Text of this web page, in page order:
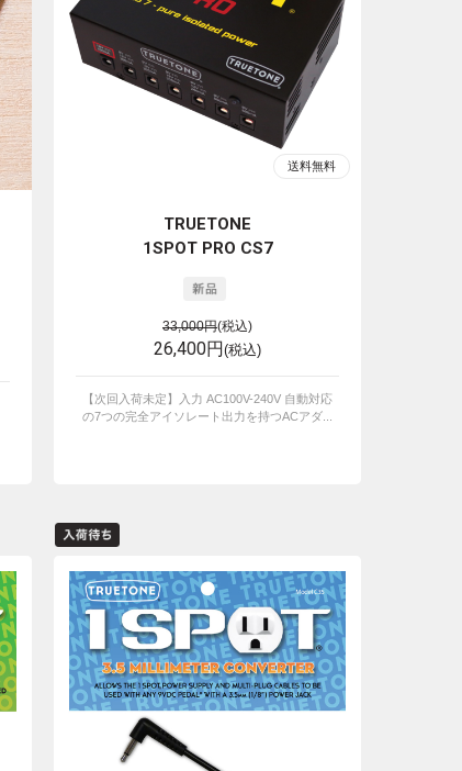
TRUETONE
1SPOT PRO CS7
33,000円(税込)
26,400円(税込)
【次回入荷未定】入力 AC100V-240V 自動対応
の7つの完全アイソレート出力を持つACアダ...